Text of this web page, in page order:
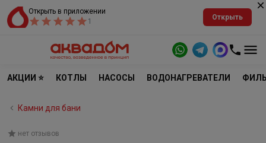
Открыть в приложении
1
Открыть
АКЦИИ ⭐ КОТЛЫ НАСОСЫ ВОДОНАГРЕВАТЕЛИ
Камни для бани
нет отзывов